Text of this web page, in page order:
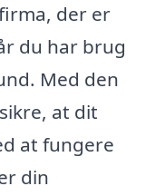
der er
du har brug
Med den
at dit
at fungere
din